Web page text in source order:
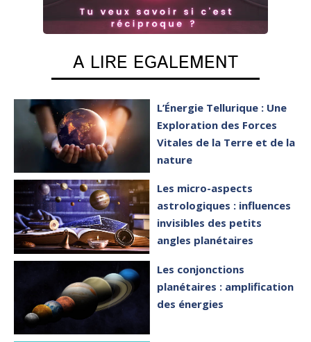
A LIRE EGALEMENT
L’Énergie Tellurique : Une
Exploration des Forces
Vitales de la Terre et de la
nature
Les micro-aspects
astrologiques : influences
invisibles des petits
angles planétaires
Les conjonctions
planétaires : amplification
des énergies